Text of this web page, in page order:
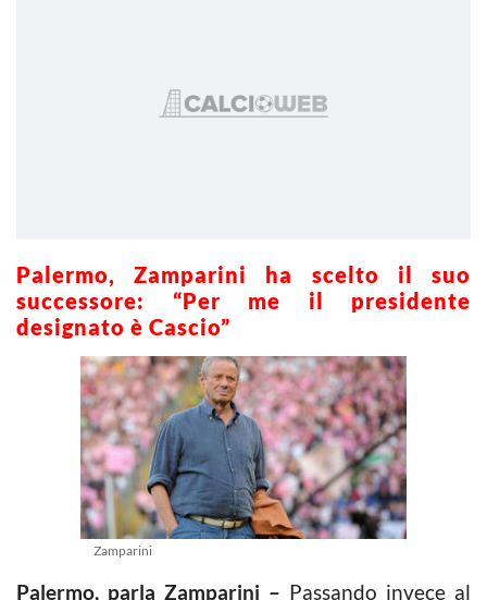
Palermo, Zamparini ha scelto il suo
successore: “Per me il presidente
designato è Cascio”
Zamparini
Palermo, parla Zamparini – Passando invece al